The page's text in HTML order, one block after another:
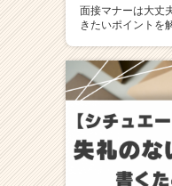
面接マナーは大丈
きたいポイントを